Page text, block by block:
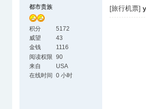
都市贵族
积分
5172
威望
43
金钱
1116
阅读权限 90
来自
USA
在线时间
0 小时
[旅行机票]